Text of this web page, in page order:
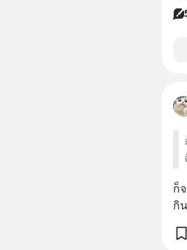
ก็
กิ